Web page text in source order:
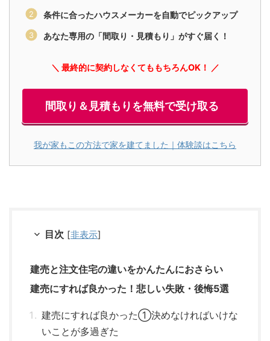
条件に合ったハウスメーカーを自動でピックアップ
あなた専用の「間取り・見積もり」がすぐ届く！
＼ 最終的に契約しなくてももちろんOK！ ／
間取り＆見積もりを無料で受け取る
我が家もこの方法で家を建てました｜体験談はこちら
目次 [非表示]
建売と注文住宅の違いをかんたんにおさらい
建売にすれば良かった！悲しい失敗・後悔5選
建売にすれば良かった①決めなければいけな
いことが多過ぎた